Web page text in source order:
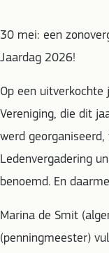
30 mei: een
Jaardag 2026!
Op een uitverkochte
Vereniging, die dit
werd
Ledenvergadering
benoemd. En
Marina de Smit
(penningmeester)